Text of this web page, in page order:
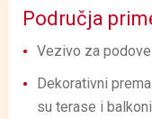
Područja
Vezivo za
Dekorativni
su terase i